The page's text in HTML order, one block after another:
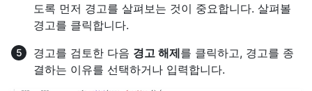
도록 먼저 경고를 살펴보는 것이 중요합니다. 살펴볼
경고를 클릭합니다.
경고를 검토한 다음 경고 해제를 클릭하고, 경고를 종
결하는 이유를 선택하거나 입력합니다.